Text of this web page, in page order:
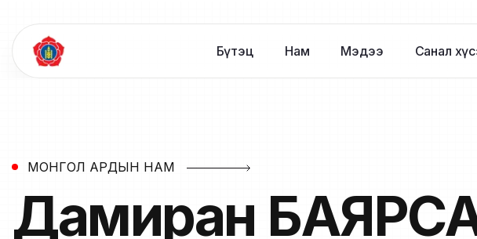
Бүтэц Нам Мэдээ Санал
МОНГОЛ АРДЫН НАМ
Дамиран